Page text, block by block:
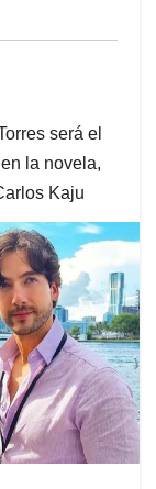
será el
la novela,
Kaju